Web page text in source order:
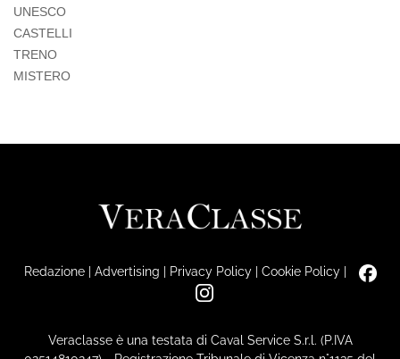
UNESCO
CASTELLI
TRENO
MISTERO
Redazione| Advertising | Privacy Policy| Cookie Policy|
Veraclasse è una testata di Caval Service S.r.l. (P.IVA